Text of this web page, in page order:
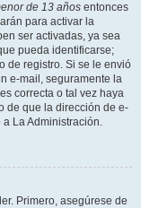
de 13 años entonces
para activar la
ser activadas, ya sea
pueda identificarse;
de registro. Si se le envió
e-mail, seguramente la
correcta o tal vez haya
de que la dirección de e-
La Administración.
Primero, asegúrese de